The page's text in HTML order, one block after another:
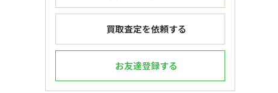
買取査定を依頼する
お友達登録する